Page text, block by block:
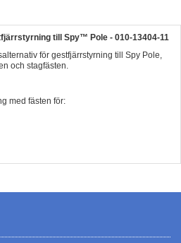
till Spy™ Pole - 010-13404-11
för gestfjärrstyrning till Spy Pole,
och stagfästen.
med fästen för: